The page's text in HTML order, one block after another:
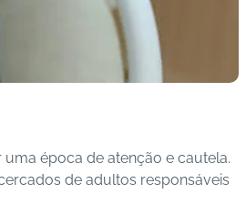
época de atenção e cautela.
de adultos responsáveis